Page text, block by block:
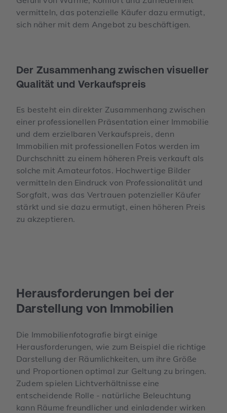
vermitteln, das potenzielle Käufer dazu ermutigt,
sich näher mit dem Angebot zu beschäftigen.
Der Zusammenhang zwischen visueller
Qualität und Verkaufspreis
Es besteht ein direkter Zusammenhang zwischen
einer professionellen Präsentation einer Immobilie
und dem erzielbaren Verkaufspreis, denn
Immobilien mit professionellen Fotos werden im
Durchschnitt zu einem höheren Preis verkauft als
solche mit Amateurfotos. Hochwertige Bilder
vermitteln den Eindruck von Professionalität und
Sorgfalt, was das Vertrauen potenzieller Käufer
stärkt und sie dazu ermutigt, einen höheren Preis
zu akzeptieren.
Herausforder­ungen bei der
Darstellung von Immobilien
Die Immobilienfotografie birgt einige
Herausforderungen, wie zum Beispiel die richtige
Darstellung der Räumlichkeiten, um ihre Größe
und Proportionen optimal zur Geltung zu bringen.
Zudem spielen Lichtverhältnisse eine
entscheidende Rolle - natürliche Beleuchtung
kann Räume freundlicher und einladender wirken